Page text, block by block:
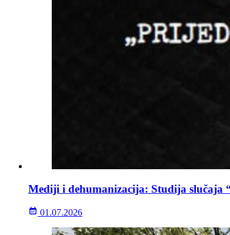
Mediji i dehumanizacija: Studija slučaja
01.07.2026